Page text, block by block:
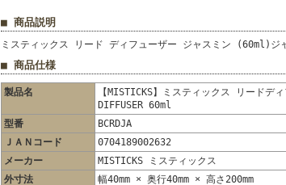
■ 商品説明
ミスティックス リード ディフューザー ジャスミン (60ml)ジャ
■ 商品仕様
製品名
【MISTICKS】ミスティックス リードデ
DIFFUSER 60ml
型番
BCRDJA
ＪＡＮコード
0704189002632
メーカー
MISTICKS ミスティックス
外寸法
幅40mm × 奥行40mm × 高さ200mm